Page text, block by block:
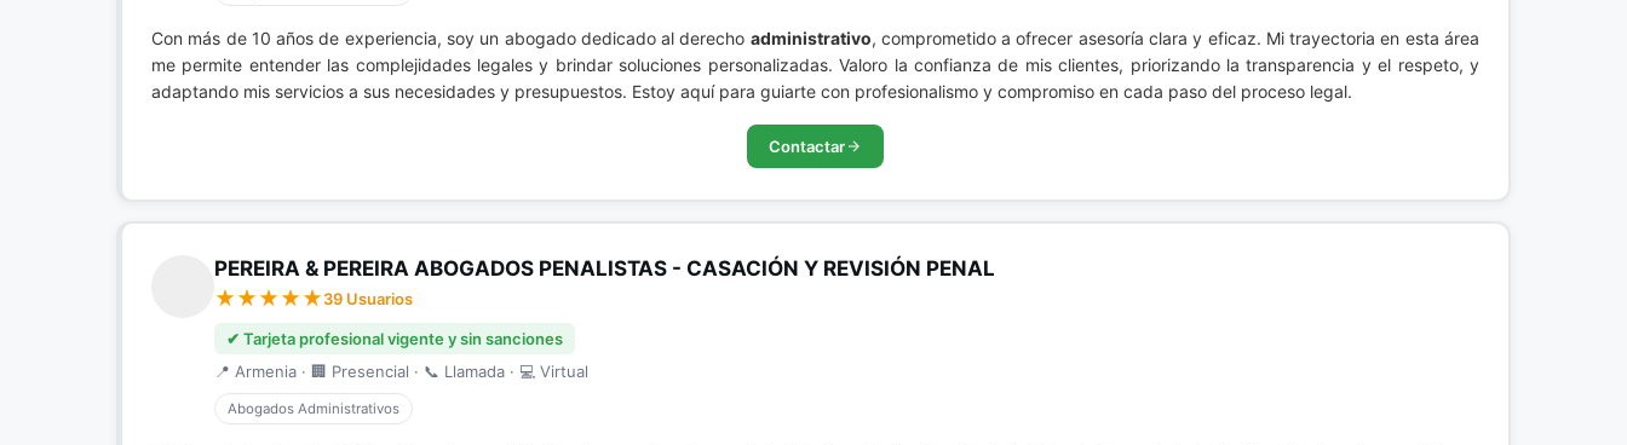
Con más de 10 años de experiencia, soy un abogado dedicado al derecho administrativo, comprometido a ofrecer asesoría clara y eficaz. Mi trayectoria en esta área
me permite entender las complejidades legales y brindar soluciones personalizadas. Valoro la confianza de mis clientes, priorizando la transparencia y el respeto, y
adaptando mis servicios a sus necesidades y presupuestos. Estoy aquí para guiarte con profesionalismo y compromiso en cada paso del proceso legal.
Contactar
PEREIRA & PEREIRA ABOGADOS PENALISTAS - CASACIÓN Y REVISIÓN PENAL
39 Usuarios
✔ Tarjeta profesional vigente y sin sanciones
📍 Armenia · 🏢 Presencial · 📞 Llamada · 💻 Virtual
Abogados Administrativos